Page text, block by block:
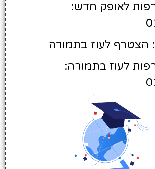
לאופק חדש:
הצטרף לעוז בתמורה
לעוז בתמורה: